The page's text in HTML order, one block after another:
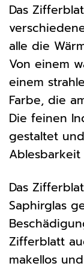
Das
alle die
Von einem
einem
Farbe, die
Die feinen
gestaltet
Das
Saphirglas
Zifferblatt
makellos